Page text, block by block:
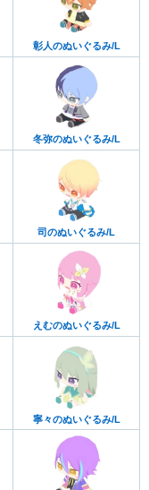
彰人のぬいぐるみ/L
冬弥のぬいぐるみ/L
司のぬいぐるみ/L
えむのぬいぐるみ/L
寧々のぬいぐるみ/L